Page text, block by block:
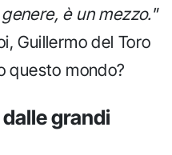
è un mezzo."
Guillermo del Toro
questo mondo?
grandi